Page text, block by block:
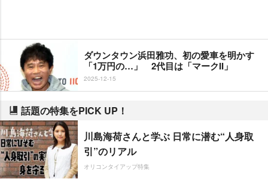
ダウンタウン浜田雅功、初の愛車を明かす
「1万円の…」 2代目は「マークII」
2025-12-15
話題の特集をPICK UP！
川島海荷さんと学ぶ 日常に潜む“人身取
引”のリアル
オリコンタイアップ特集